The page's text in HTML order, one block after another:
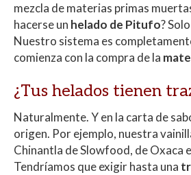
mezcla de materias primas
hacerse un helado de Pitufo?
Nuestro sistema es
comienza con la compra de la
¿Tus helados tienen
Naturalmente. Y en la carta de
origen. Por ejemplo, nuestra
Chinantla de Slowfood, de Oxaca
Tendríamos que exigir hasta una